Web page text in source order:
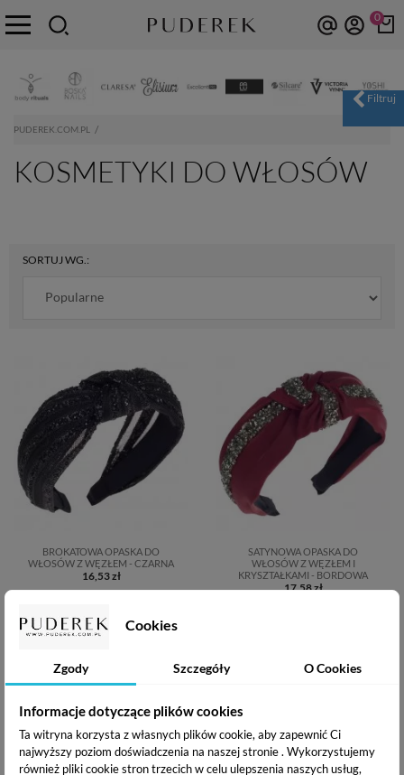
Cookies
Zgody Szczegóły O Cookies
Informacje dotyczące plików cookies
Ta witryna korzysta z własnych plików cookie, aby zapewnić Ci
najwyższy poziom doświadczenia na naszej stronie . Wykorzystujemy
również pliki cookie stron trzecich w celu ulepszenia naszych usług,
0
PUDEREK.COM.PL
KOSMETYKI DO WŁOSÓW
SORTUJ WG.:
BROKATOWA OPASKA DO
WŁOSÓW Z WĘZŁEM - CZARNA
16,53 zł
Dodaj do koszyka
SATYNOWA OPASKA DO
WŁOSÓW Z WĘZŁEM I
KRYSZTAŁKAMI - BORDOWA
17,58 zł